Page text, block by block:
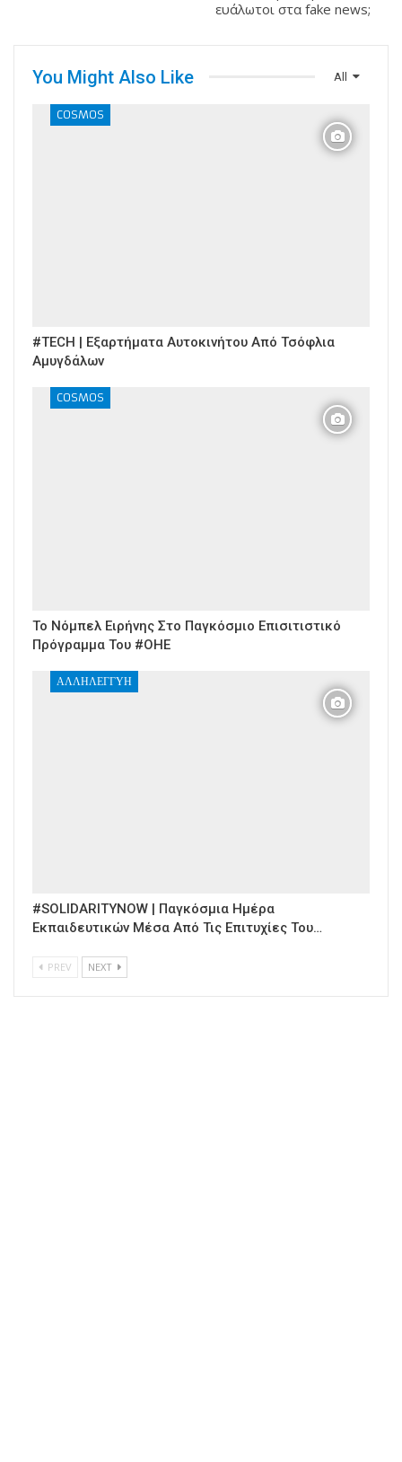
ευάλωτοι στα fake news;
All
You Might Also Like
COSMOS
#TECH | Εξαρτήματα Αυτοκινήτου Από Τσόφλια
Αμυγδάλων
COSMOS
Το Νόμπελ Ειρήνης Στο Παγκόσμιο Επισιτιστικό
Πρόγραμμα Του #ΟΗΕ
ΑΛΛΗΛΕΓΓΎΗ
#SOLIDARITYNOW | Παγκόσμια Ημέρα
Εκπαιδευτικών Μέσα Από Τις Επιτυχίες Του…
PREV NEXT